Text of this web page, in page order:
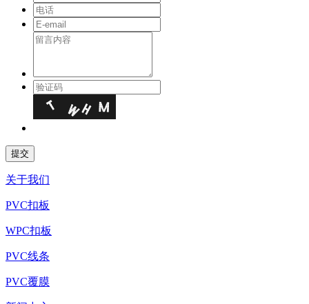
关于我们
PVC扣板
WPC扣板
PVC线条
PVC覆膜